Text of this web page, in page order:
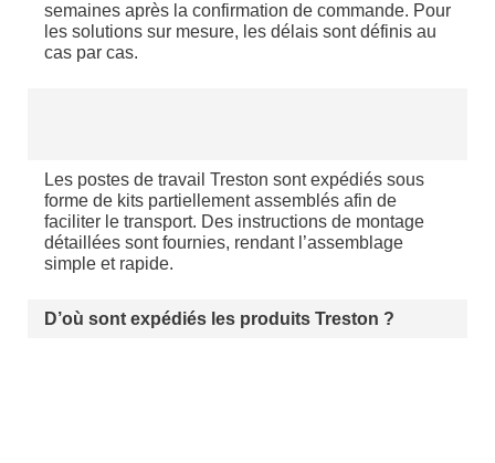
semaines après la confirmation de commande. Pour
les solutions sur mesure, les délais sont définis au
cas par cas.
Les postes de travail Treston sont expédiés sous
forme de kits partiellement assemblés afin de
faciliter le transport. Des instructions de montage
détaillées sont fournies, rendant l’assemblage
simple et rapide.
D’où sont expédiés les produits Treston ?